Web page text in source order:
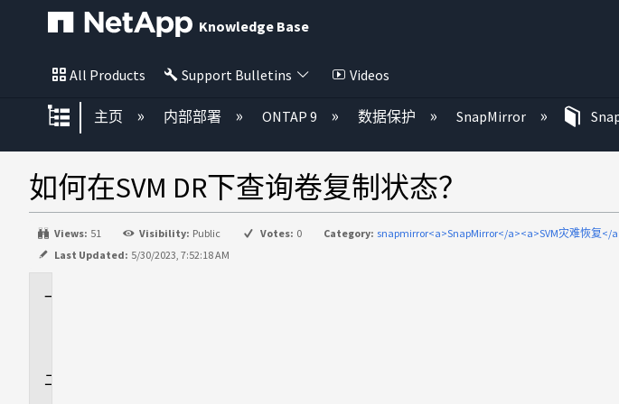
Knowledge Base
All Products Support Bulletins Videos
扩展/隐缩全局层次
主页 内部部署 ONTAP 9 数据保护 SnapMirror
如何在SVM DR下查询卷复制状态？
Views: 51 Visibility: Public Votes: 0 Category: snapmirror<a>SnapMirror</a><a>SVM灾难恢复</
Last Updated: 5/30/2023, 7:52:18 AM